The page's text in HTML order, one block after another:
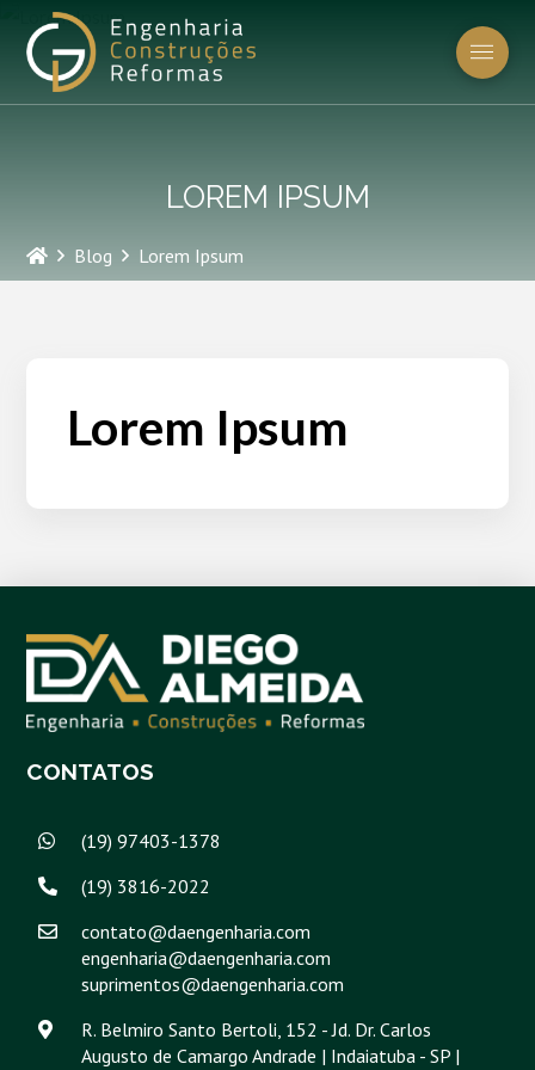
LOREM IPSUM
Home
Blog Lorem Ipsum
Lorem Ipsum
CONTATOS
(19) 97403-1378
(19) 3816-2022
contato@daengenharia.com
engenharia@daengenharia.com
suprimentos@daengenharia.com
R. Belmiro Santo Bertoli, 152 - Jd. Dr. Carlos
Augusto de Camargo Andrade | Indaiatuba - SP |